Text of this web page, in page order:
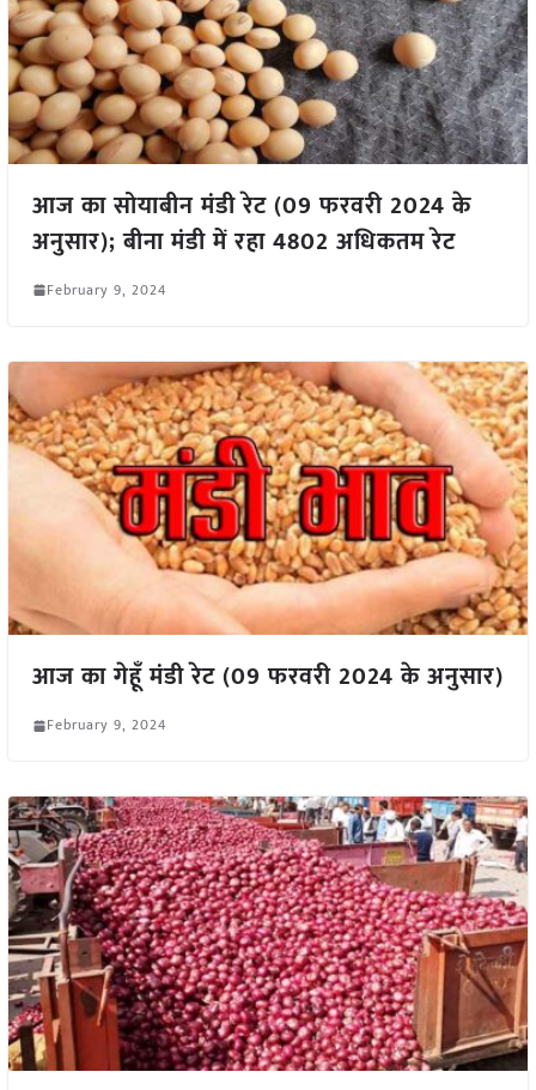
आज का सोयाबीन मंडी रेट (09 फरवरी 2024 के
अनुसार); बीना मंडी में रहा 4802 अधिकतम रेट
February 9, 2024
आज का गेहूँ मंडी रेट (09 फरवरी 2024 के अनुसार)
February 9, 2024